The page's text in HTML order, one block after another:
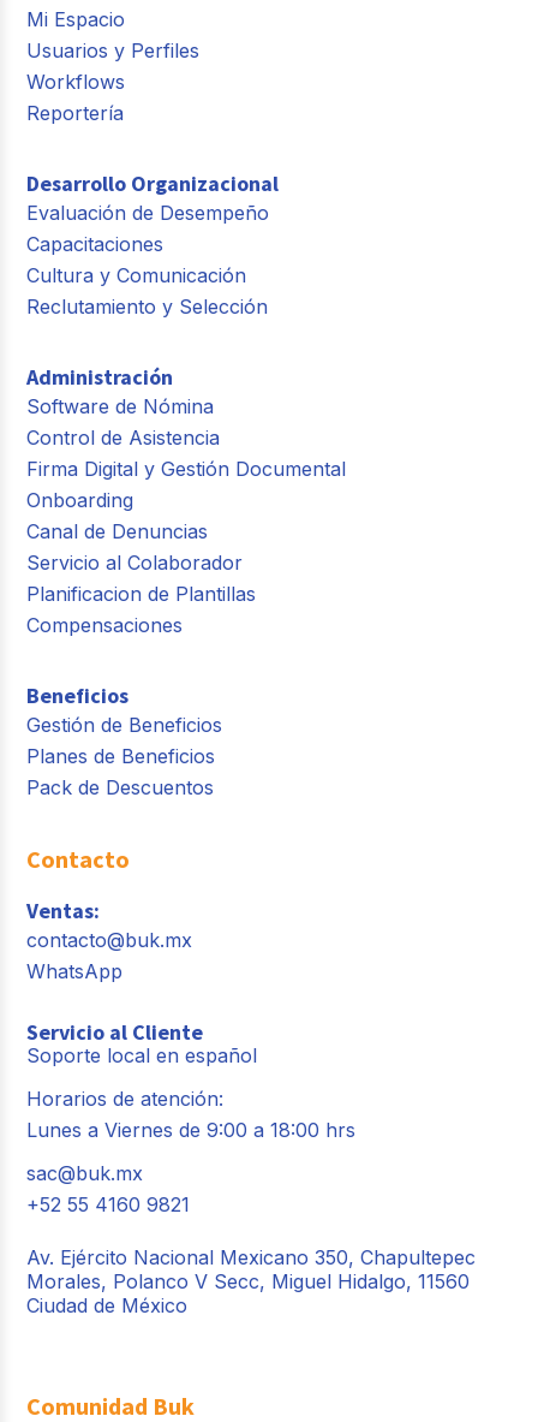
Mi Espacio
Usuarios y Perfiles
Workflows
Reportería
Desarrollo Organizacional
Evaluación de Desempeño
Capacitaciones
Cultura y Comunicación
Reclutamiento y Selección
Administración
Software de Nómina
Control de Asistencia
Firma Digital y Gestión Documental
Onboarding
Canal de Denuncias
Servicio al Colaborador
Planificacion de Plantillas
Compensaciones
Beneficios
Gestión de Beneficios
Planes de Beneficios
Pack de Descuentos
Contacto
Ventas:
contacto@buk.mx
WhatsApp
Servicio al Cliente
Soporte local en español
Horarios de atención:
Lunes a Viernes de 9:00 a 18:00 hrs
sac@buk.mx
+52 55 4160 9821
Av. Ejército Nacional Mexicano 350, Chapultepec
Morales, Polanco V Secc, Miguel Hidalgo, 11560
Ciudad de México
Comunidad Buk